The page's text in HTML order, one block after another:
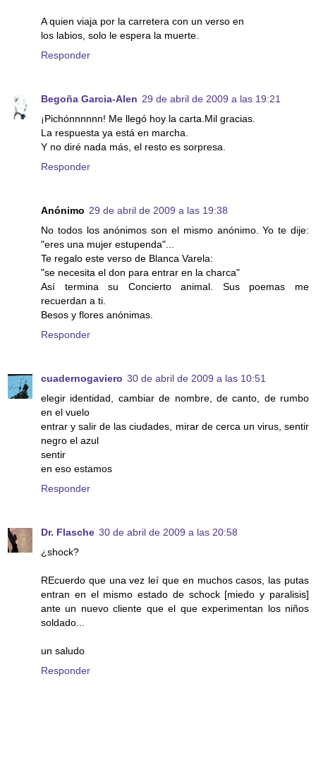
A quien viaja por la carretera con un verso en
los labios, solo le espera la muerte.
Responder
Begoña Garcia-Alen 29 de abril de 2009 a las 19:21
¡Pichónnnnnn! Me llegó hoy la carta.Mil gracias.
La respuesta ya está en marcha.
Y no diré nada más, el resto es sorpresa.
Responder
Anónimo 29 de abril de 2009 a las 19:38
No todos los anónimos son el mismo anónimo. Yo te dije:
"eres una mujer estupenda"...
Te regalo este verso de Blanca Varela:
"se necesita el don para entrar en la charca"
Así termina su Concierto animal. Sus poemas me
recuerdan a ti.
Besos y flores anónimas.
Responder
cuadernogaviero 30 de abril de 2009 a las 10:51
elegir identidad, cambiar de nombre, de canto, de rumbo
en el vuelo
entrar y salir de las ciudades, mirar de cerca un virus, sentir
negro el azul
sentir
en eso estamos
Responder
Dr. Flasche 30 de abril de 2009 a las 20:58
¿shock?
REcuerdo que una vez leí que en muchos casos, las putas
entran en el mismo estado de schock [miedo y paralisis]
ante un nuevo cliente que el que experimentan los niños
soldado...
un saludo
Responder